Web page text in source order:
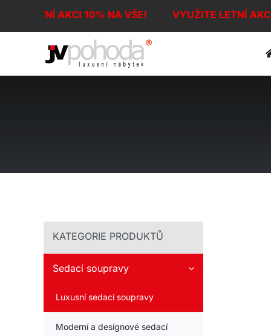
LETNÍ AKCI 10% NA VŠE! VYUŽITE LETNÍ
KATEGORIE PRODUKTŮ
Sedací soupravy
Luxusní sedací soupravy
Moderní a designové sedací